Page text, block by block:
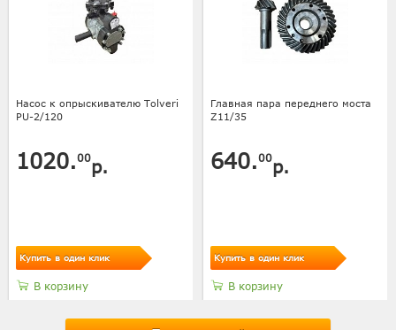
Насос к опрыскивателю Tolveri
PU-2/120
1020.00р.
Купить в один клик
В корзину
Главная пара переднего моста
Z11/35
640.00р.
Купить в один клик
В корзину